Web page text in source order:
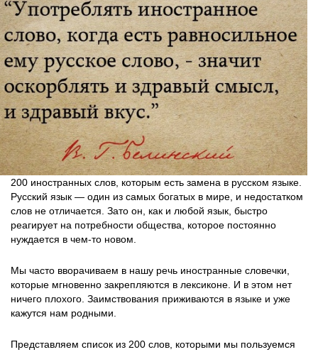
200 иностранных слов, которым есть замена в русском языке.
Русский язык — один из самых богатых в мире, и недостатком
слов не отличается. Зато он, как и любой язык, быстро
реагирует на потребности общества, которое постоянно
нуждается в чем-то новом.
Мы часто вворачиваем в нашу речь иностранные словечки,
которые мгновенно закрепляются в лексиконе. И в этом нет
ничего плохого. Заимствования приживаются в языке и уже
кажутся нам родными.
Представляем список из 200 слов, которыми мы пользуемся